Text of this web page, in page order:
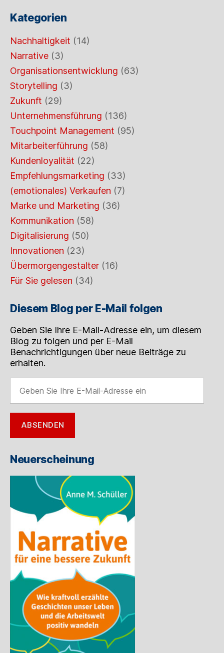
Kategorien
Nachhaltigkeit (14)
Narrative (3)
Organisationsentwicklung (63)
Storytelling (3)
Zukunft (29)
Unternehmensführung (136)
Touchpoint Management (95)
Mitarbeiterführung (58)
Kundenloyalität (22)
Empfehlungsmarketing (33)
(emotionales) Verkaufen (7)
Marke und Marketing (36)
Kommunikation (58)
Digitalisierung (50)
Innovationen (23)
Übermorgengestalter (16)
Für Sie gelesen (34)
Diesem Blog per E-Mail folgen
Geben Sie Ihre E-Mail-Adresse ein, um diesem
Blog zu folgen und per E-Mail
Benachrichtigungen über neue Beiträge zu
erhalten.
Sie
Ihre
E-
Mail-
Adresse
ABSENDEN
Neuerscheinung